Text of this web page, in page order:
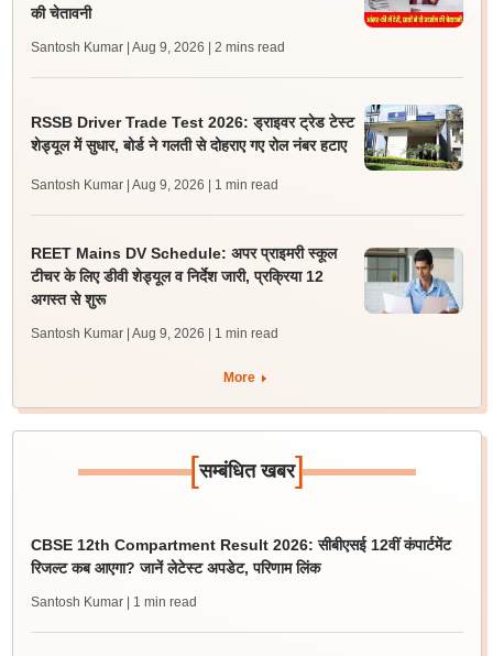
की चेतावनी
Santosh Kumar | Aug 9, 2026 | 2 mins read
RSSB Driver Trade Test 2026: ड्राइवर ट्रेड टेस्ट
शेड्यूल में सुधार, बोर्ड ने गलती से दोहराए गए रोल नंबर हटाए
Santosh Kumar | Aug 9, 2026 | 1 min read
REET Mains DV Schedule: अपर प्राइमरी स्कूल
टीचर के लिए डीवी शेड्यूल व निर्देश जारी, प्रक्रिया 12
अगस्त से शुरू
Santosh Kumar | Aug 9, 2026 | 1 min read
More
[सम्बंधित खबर]
CBSE 12th Compartment Result 2026: सीबीएसई 12वीं कंपार्टमेंट
रिजल्ट कब आएगा? जानें लेटेस्ट अपडेट, परिणाम लिंक
Santosh Kumar | 1 min read